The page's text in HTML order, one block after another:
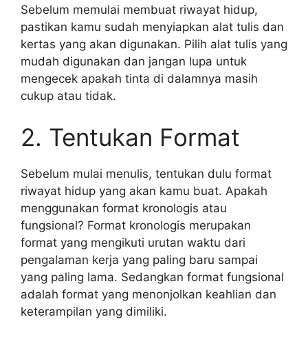
Sebelum memulai membuat riwayat hidup,
pastikan kamu sudah menyiapkan alat tulis dan
kertas yang akan digunakan. Pilih alat tulis yang
mudah digunakan dan jangan lupa untuk
mengecek apakah tinta di dalamnya masih
cukup atau tidak.
2. Tentukan Format
Sebelum mulai menulis, tentukan dulu format
riwayat hidup yang akan kamu buat. Apakah
menggunakan format kronologis atau
fungsional? Format kronologis merupakan
format yang mengikuti urutan waktu dari
pengalaman kerja yang paling baru sampai
yang paling lama. Sedangkan format fungsional
adalah format yang menonjolkan keahlian dan
keterampilan yang dimiliki.